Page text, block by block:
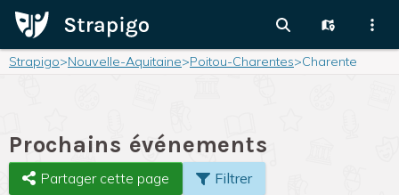
Strapigo>Nouvelle-Aquitaine>Poitou-Charentes>Charente
Prochains événements
Partager cette page Filtrer